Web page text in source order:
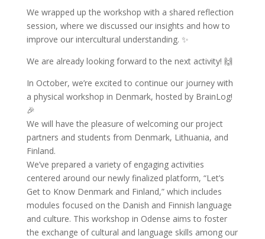
We wrapped up the workshop with a shared reflection
session, where we discussed our insights and how to
improve our intercultural understanding. ✨
We are already looking forward to the next activity! 🙌
In October, we’re excited to continue our journey with
a physical workshop in Denmark, hosted by BrainLog!
🎉
We will have the pleasure of welcoming our project
partners and students from Denmark, Lithuania, and
Finland.
We’ve prepared a variety of engaging activities
centered around our newly finalized platform, “Let’s
Get to Know Denmark and Finland,” which includes
modules focused on the Danish and Finnish language
and culture. This workshop in Odense aims to foster
the exchange of cultural and language skills among our